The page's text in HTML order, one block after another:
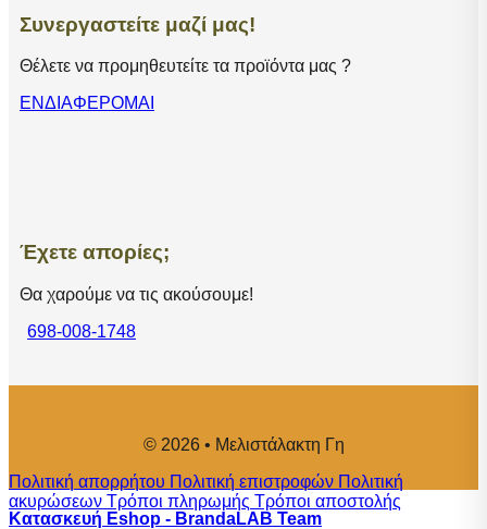
Συνεργαστείτε μαζί μας!
Θέλετε να προμηθευτείτε τα προϊόντα μας ?
ΕΝΔΙΑΦΕΡΟΜΑΙ
Έχετε απορίες;
Θα χαρούμε να τις ακούσουμε!
698-008-1748
© 2026 • Μελιστάλακτη Γη
Πολιτική απορρήτου Πολιτική επιστροφών Πολιτική
ακυρώσεων Τρόποι πληρωμής Τρόποι αποστολής
Κατασκευή Eshop - BrandaLAB Team